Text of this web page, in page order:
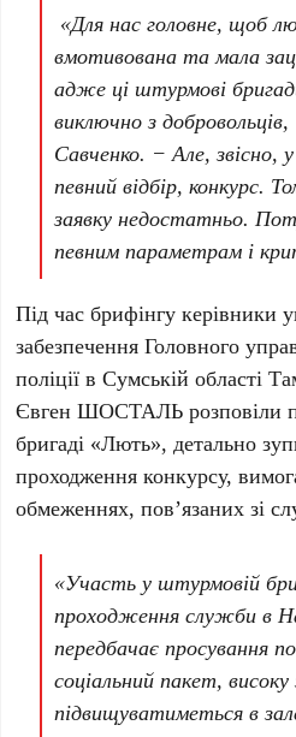
«Для нас головне, щоб
вмотивована та мала
адже ці штурмові
виключно з
Савченко. − Але, звісно,
певний відбір, конкурс.
заявку недостатньо.
певним параметрам і
Під час брифінгу керівники
забезпечення Головного
поліції в Сумській
Євген ШОСТАЛЬ розповіли
бригаді «Лють», детально
проходження конкурсу,
обмеженнях, пов’язаних зі
«Участь у штурмовій
проходження служби в
передбачає просування
соціальний пакет,
підвищуватиметься в